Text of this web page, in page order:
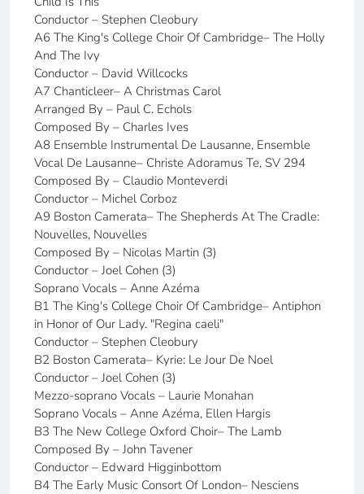
Conductor – Stephen Cleobury
A6 The King's College Choir Of Cambridge– The Holly
And The Ivy
Conductor – David Willcocks
A7 Chanticleer– A Christmas Carol
Arranged By – Paul C. Echols
Composed By – Charles Ives
A8 Ensemble Instrumental De Lausanne, Ensemble
Vocal De Lausanne– Christe Adoramus Te, SV 294
Composed By – Claudio Monteverdi
Conductor – Michel Corboz
A9 Boston Camerata– The Shepherds At The Cradle:
Nouvelles, Nouvelles
Composed By – Nicolas Martin (3)
Conductor – Joel Cohen (3)
Soprano Vocals – Anne Azéma
B1 The King's College Choir Of Cambridge– Antiphon
in Honor of Our Lady. "Regina caeli"
Conductor – Stephen Cleobury
B2 Boston Camerata– Kyrie: Le Jour De Noel
Conductor – Joel Cohen (3)
Mezzo-soprano Vocals – Laurie Monahan
Soprano Vocals – Anne Azéma, Ellen Hargis
B3 The New College Oxford Choir– The Lamb
Composed By – John Tavener
Conductor – Edward Higginbottom
B4 The Early Music Consort Of London– Nesciens